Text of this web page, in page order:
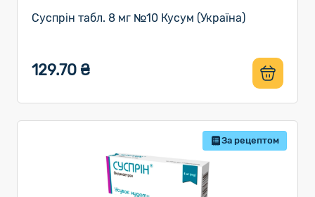
Суспрін табл. 8 мг №10 Кусум (Україна)
129.70 ₴
За рецептом